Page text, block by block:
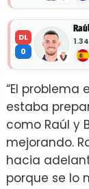
DL
0
“El problema
estaba
como Raúl y
mejorando.
hacia
porque se lo